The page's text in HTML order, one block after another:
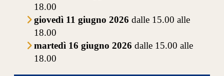
18.00
giovedì 11 giugno 2026 dalle 15.00 alle
18.00
martedì 16 giugno 2026 dalle 15.00 alle
18.00